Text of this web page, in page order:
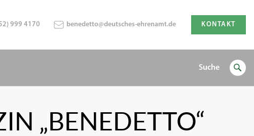
999 4170 benedetto@deutsches-ehrenamt.de KONTAKT
Suche
„BENEDETTO“